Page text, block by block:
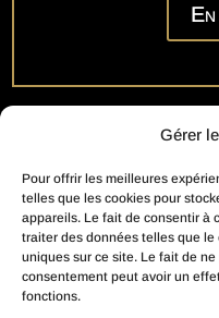
Gérer
Pour offrir les meilleures
telles que les cookies pour
appareils. Le fait de consentir à
traiter des données telles que
uniques sur ce site. Le fait de
consentement peut avoir un
fonctions.
Créé
Notre Partenaire pour